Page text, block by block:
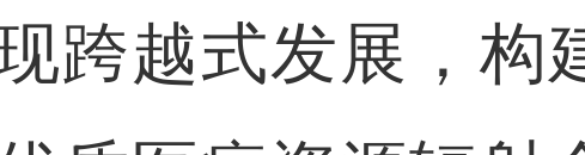
跨越式发展，构